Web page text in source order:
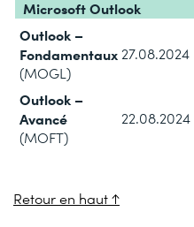
Microsoft Outlook
Outlook –
Fondamentaux
(MOGL)
27.08.2024
Outlook –
Avancé
(MOFT)
22.08.2024
Retour en haut ↑